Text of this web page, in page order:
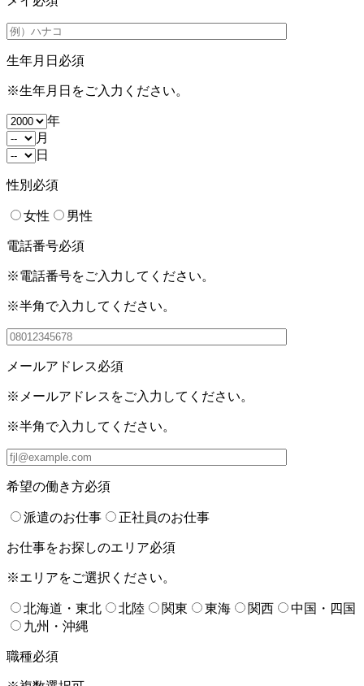
生年月日 必須
※生年月日をご入力ください。
年
月
日
性別 必須
女性 男性
電話番号必須
※電話番号をご入力してください。
※半角で入力してください。
メールアドレス必須
※メールアドレスをご入力してください。
※半角で入力してください。
希望の働き方必須
派遣のお仕事 正社員のお仕事
お仕事をお探しのエリア必須
※エリアをご選択ください。
北海道・東北 北陸 関東 東海 関西
中国・四国
九州・沖縄
職種必須